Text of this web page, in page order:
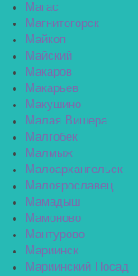
Магас
Магнитогорск
Майкоп
Майский
Макаров
Макарьев
Макушино
Малая Вишера
Малгобек
Малмыж
Малоархангельск
Малоярославец
Мамадыш
Мамоново
Мантурово
Мариинск
Мариинский Посад